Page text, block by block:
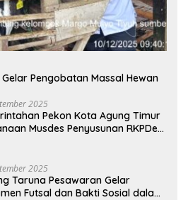
Pengobatan Massal Hewan
2025
Pekon Kota Agung Timur
Musdes Penyusunan RKPDes
2025
Taruna Pesawaran Gelar
Futsal dan Bakti Sosial dalam